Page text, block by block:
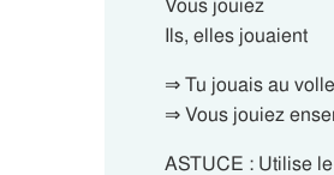
Vous jouiez
Ils, elles jouaient
⇒ Tu jouais au
⇒ Vous jouiez
ASTUCE : Utilise